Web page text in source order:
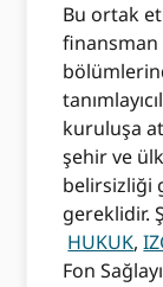
Bu ortak
kuruluşa
şehir ve
belirsizliği
gereklidir.
HUKUK,
Fon